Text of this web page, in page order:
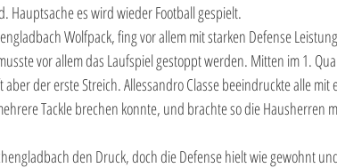
Hauptsache es wird wieder Football gespielt.
Wolfpack, fing vor allem mit starken Defense
vor allem das Laufspiel gestoppt werden. Mitten im 1.
der erste Streich. Allessandro Classe beeindruckte alle mit
Tackle brechen konnte, und brachte so die Hausherren
den Druck, doch die Defense hielt wie gewohnt